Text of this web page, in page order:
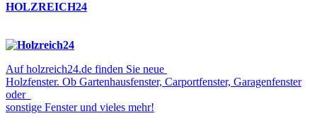
HOLZREICH24
Auf holzreich24.de finden Sie neue
Holzfenster. Ob Gartenhausfenster, Carportfenster, Garagenfenster
oder
sonstige Fenster und vieles mehr!